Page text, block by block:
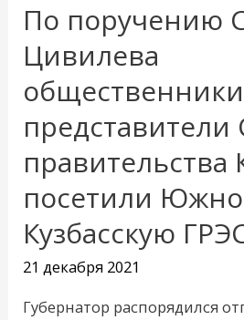
По поручению
Цивилева
правительства
посетили
Кузбасскую
21 декабря 2021
Губернатор распорядился
По
поручению
Сергея
Цивилева
общественники,
представители
СМИ
и
правительства
Кузбасса
посетили
Южно-